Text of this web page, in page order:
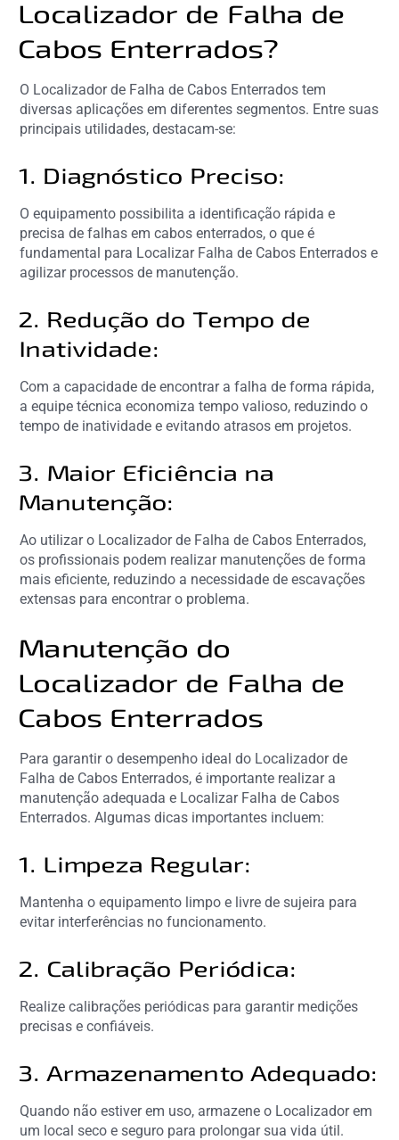
Localizador de Falha de
Cabos Enterrados?
O Localizador de Falha de Cabos Enterrados tem
diversas aplicações em diferentes segmentos. Entre suas
principais utilidades, destacam-se:
1. Diagnóstico Preciso:
O equipamento possibilita a identificação rápida e
precisa de falhas em cabos enterrados, o que é
fundamental para Localizar Falha de Cabos Enterrados e
agilizar processos de manutenção.
2. Redução do Tempo de
Inatividade:
Com a capacidade de encontrar a falha de forma rápida,
a equipe técnica economiza tempo valioso, reduzindo o
tempo de inatividade e evitando atrasos em projetos.
3. Maior Eficiência na
Manutenção:
Ao utilizar o Localizador de Falha de Cabos Enterrados,
os profissionais podem realizar manutenções de forma
mais eficiente, reduzindo a necessidade de escavações
extensas para encontrar o problema.
Manutenção do
Localizador de Falha de
Cabos Enterrados
Para garantir o desempenho ideal do Localizador de
Falha de Cabos Enterrados, é importante realizar a
manutenção adequada e Localizar Falha de Cabos
Enterrados. Algumas dicas importantes incluem:
1. Limpeza Regular:
Mantenha o equipamento limpo e livre de sujeira para
evitar interferências no funcionamento.
2. Calibração Periódica:
Realize calibrações periódicas para garantir medições
precisas e confiáveis.
3. Armazenamento Adequado:
Quando não estiver em uso, armazene o Localizador em
um local seco e seguro para prolongar sua vida útil.